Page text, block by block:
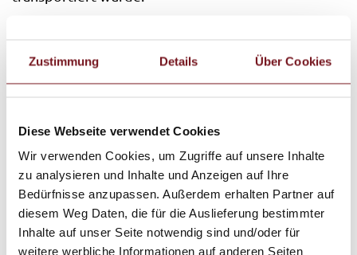
Zustimmung Details Über Cookies
Diese Webseite verwendet Cookies
Wir verwenden Cookies, um Zugriffe auf unsere Inhalte
zu analysieren und Inhalte und Anzeigen auf Ihre
Bedürfnisse anzupassen. Außerdem erhalten Partner auf
diesem Weg Daten, die für die Auslieferung bestimmter
Inhalte auf unser Seite notwendig sind und/oder für
weitere werbliche Informationen auf anderen Seiten